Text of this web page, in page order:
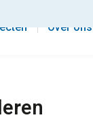
Over ons